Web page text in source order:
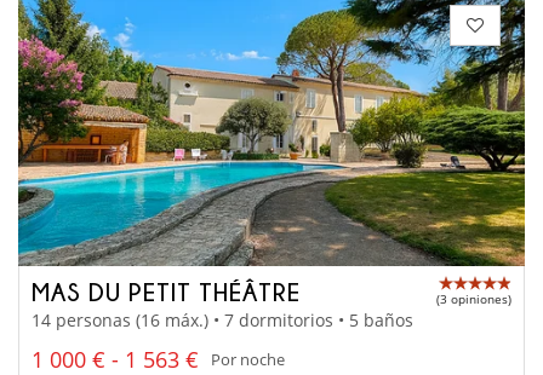
MAS DU PETIT THÉÂTRE (3 opiniones)
14 personas (16 máx.) • 7 dormitorios • 5 baños
1 000 € - 1 563 €
Por noche